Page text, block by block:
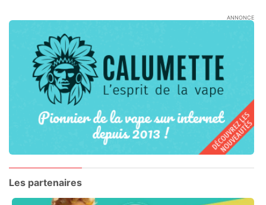
ANNONCE
Les partenaires